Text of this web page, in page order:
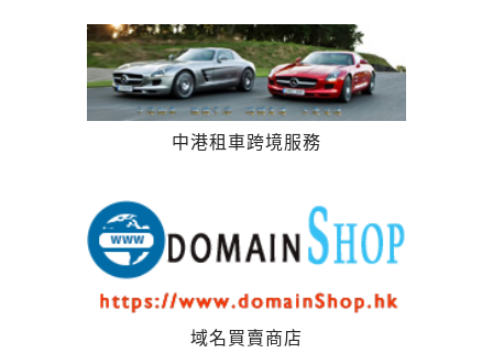
中港租車跨境服務
域名買賣商店